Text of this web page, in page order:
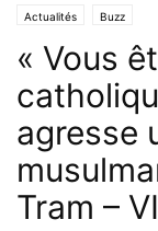
Actualités Buzz
« Vous
agresse
Tram –